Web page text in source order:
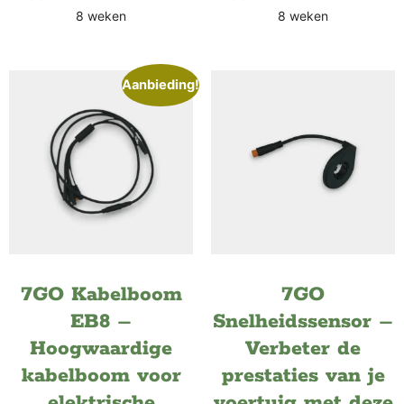
8 weken
8 weken
Aanbieding!
7GO Kabelboom
EB8 –
Hoogwaardige
kabelboom voor
7GO
Snelheidssensor –
Verbeter de
prestaties van je